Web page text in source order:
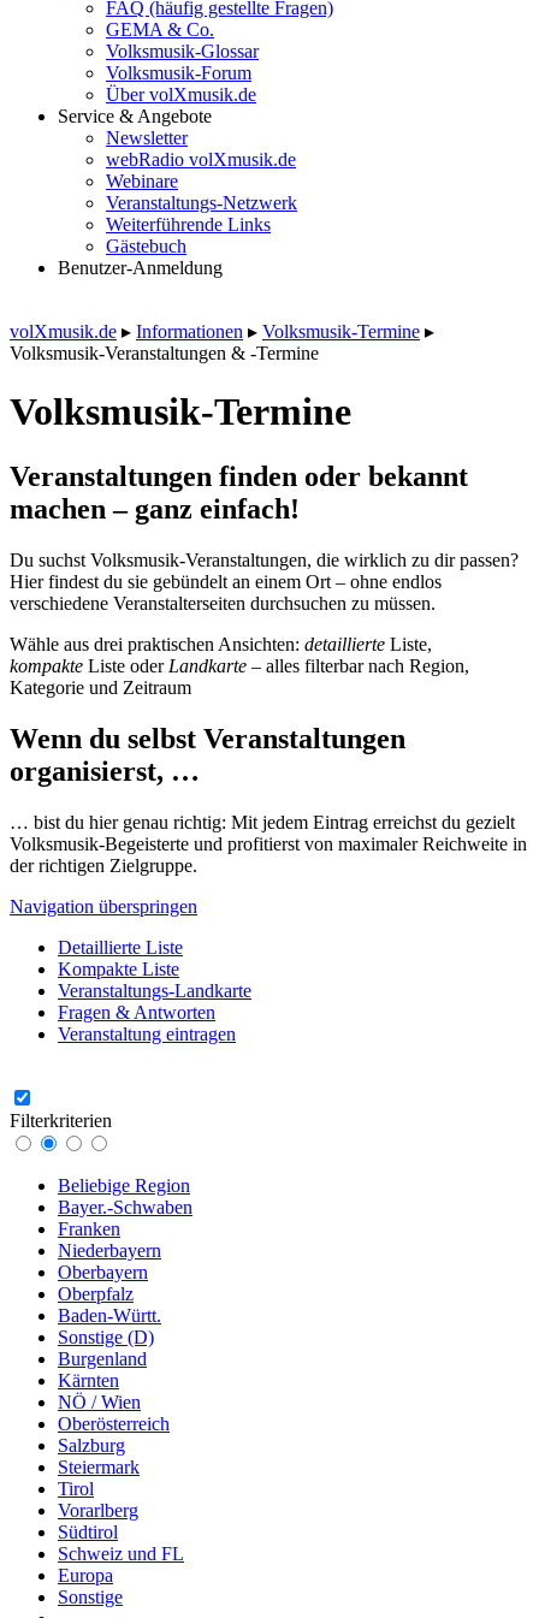
FAQ (häufig gestellte Fragen)
GEMA & Co.
Volksmusik-Glossar
Volksmusik-Forum
Über volXmusik.de
Service & Angebote
Newsletter
webRadio volXmusik.de
Webinare
Veranstaltungs-Netzwerk
Weiterführende Links
Gästebuch
Benutzer-Anmeldung
volXmusik.de ▸ Informationen ▸ Volksmusik-Termine ▸
Volksmusik-Veranstaltungen & -Termine
Volksmusik-Termine
Veranstaltungen finden oder bekannt
machen – ganz einfach!
Du suchst Volksmusik-Veranstaltungen, die wirklich zu dir passen?
Hier findest du sie gebündelt an einem Ort – ohne endlos
verschiedene Veranstalterseiten durchsuchen zu müssen.
Wähle aus drei praktischen Ansichten: detaillierte Liste,
kompakte Liste oder Landkarte – alles filterbar nach Region,
Kategorie und Zeitraum
Wenn du selbst Veranstaltungen
organisierst, …
… bist du hier genau richtig: Mit jedem Eintrag erreichst du gezielt
Volksmusik-Begeisterte und profitierst von maximaler Reichweite in
der richtigen Zielgruppe.
Navigation überspringen
Detaillierte Liste
Kompakte Liste
Veranstaltungs-Landkarte
Fragen & Antworten
Veranstaltung eintragen
Filterkriterien
Beliebige Region
Bayer.-Schwaben
Franken
Niederbayern
Oberbayern
Oberpfalz
Baden-Württ.
Sonstige (D)
Burgenland
Kärnten
NÖ / Wien
Oberösterreich
Salzburg
Steiermark
Tirol
Vorarlberg
Südtirol
Schweiz und FL
Europa
Sonstige